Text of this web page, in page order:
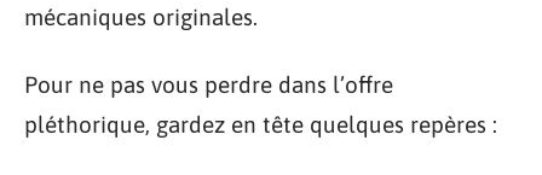
mécaniques originales.
Pour ne pas vous perdre dans l’offre
pléthorique, gardez en tête quelques repères :